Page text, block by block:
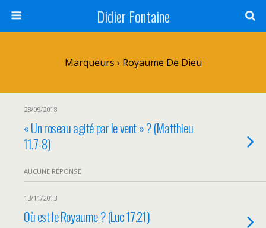
Didier Fontaine
Marqueurs › Royaume De Dieu
28/09/2018
« Un roseau agité par le vent » ? (Matthieu
11.7-8)
AUCUNE RÉPONSE
13/11/2013
Où est le Royaume ? (Luc 17.21)